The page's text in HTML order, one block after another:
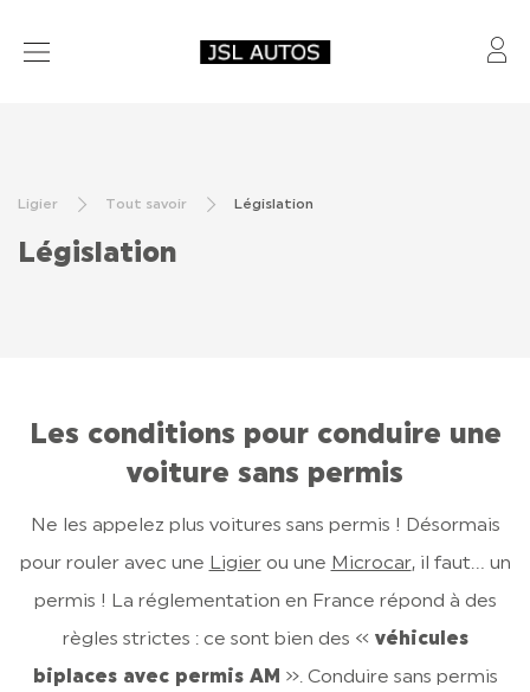
RÉSEAU
FINANCEMENT ET ASSURANCE
LIGIER GROUP
Ligier Tout savoir Législation
Législation
Les conditions pour conduire une
voiture sans permis
Ne les appelez plus voitures sans permis ! Désormais
pour rouler avec une Ligierou une Microcar, il faut… un
permis ! La réglementation en France répond à des
règles strictes : ce sont bien des « véhicules
biplaces avec permis AM ». Conduire sans permis